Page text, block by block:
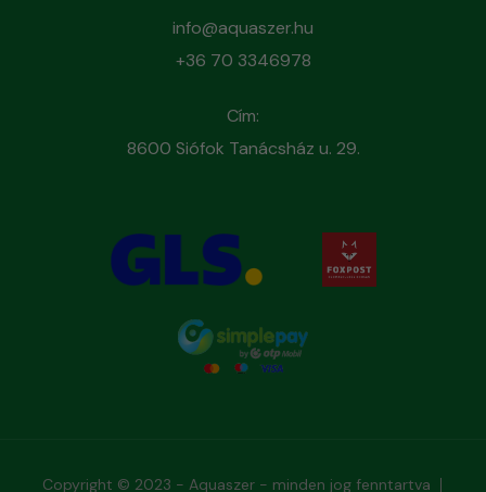
info@aquaszer.hu
+36 70 3346978
Cím:
8600 Siófok Tanácsház u. 29.
Copyright © 2023 - Aquaszer - minden jog fenntartva